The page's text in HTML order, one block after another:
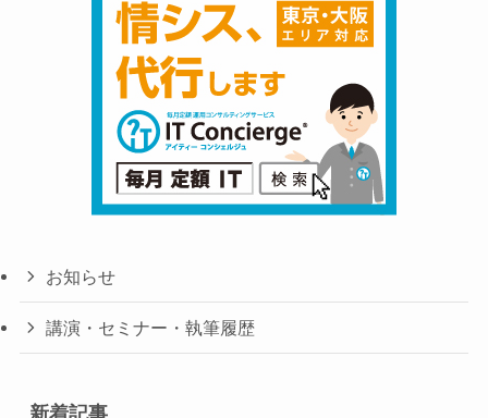
お知らせ
講演・セミナー・執筆履歴